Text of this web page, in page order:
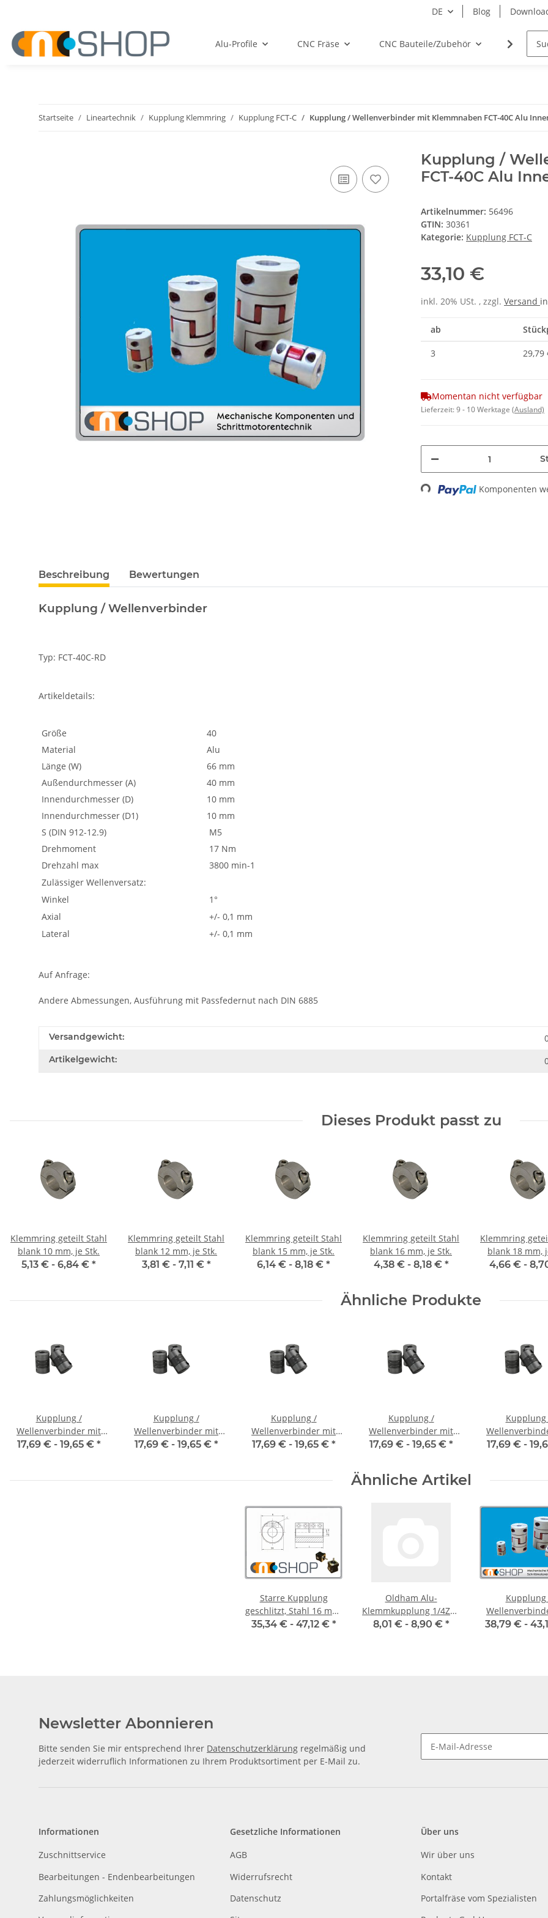
DE Blog
Alu-Profile CNC Fräse CNC Bauteile/Zubehör Elektro
Startseite Lineartechnik Kupplung Klemmring Kupplung FCT-C Kupplung / Wellenverbinder mit Klemmnaben FCT-40C Alu
Kupplung /
FCT-40C Alu
Artikelnummer: 56496
GTIN: 30361
Kategorie: Kupplung FCT-C
33,10 €
inkl. 20% USt. , zzgl. Versand
ab
3 29,79
Momentan nicht verfügbar
Lieferzeit:9 - 10 Werktage (Ausland)
Loading... Komponenten
Beschreibung Bewertungen
Kupplung / Wellenverbinder
Typ: FCT-40C-RD
Artikeldetails:
Größe
40
Material
Alu
Länge (W)
66 mm
Außendurchmesser (A)
40 mm
Innendurchmesser (D)
10 mm
Innendurchmesser (D1)
10 mm
S (DIN 912-12.9)
M5
Drehmoment
17 Nm
Drehzahl max
3800 min-1
Zulässiger Wellenversatz:
Winkel
1°
Axial
+/- 0,1 mm
Lateral
+/- 0,1 mm
Auf Anfrage:
Andere Abmessungen, Ausführung mit Passfedernut nach DIN 6885
Versandgewicht:
Artikelgewicht:
Dieses Produkt passt zu
Klemmring geteilt Stahl
blank 10 mm, je Stk.
5,13 € - 6,84 € *
Klemmring geteilt Stahl
blank 12 mm, je Stk.
3,81 € - 7,11 € *
Klemmring geteilt Stahl
blank 15 mm, je Stk.
6,14 € - 8,18 € *
Klemmring geteilt Stahl
blank 16 mm, je Stk.
4,38 € - 8,18 € *
Klemmring
blank 18 mm,
4,66 € -
Ähnliche Produkte
Kupplung /
Wellenverbinder mit
Klemmnaben WSV-K 16
17,69 € - 19,65 € *
Kupplung /
Wellenverbinder mit
Klemmnaben WSV-K 16
17,69 € - 19,65 € *
Kupplung /
Wellenverbinder mit
Klemmnaben WSV-K 16
17,69 € - 19,65 € *
Kupplung /
Wellenverbinder mit
Klemmnaben WSV-K 16
17,69 € - 19,65 € *
Kupplung
Klemmnaben
17,69 € -
Ähnliche Artikel
Starre Kupplung
geschlitzt, Stahl 16 mm,
je Stk.
35,34 € - 47,12 € *
Oldham Alu-
Klemmkupplung 1/4Zoll
19mm
8,01 € - 8,90 € *
Kupplung
Klemmnaben
38,79 € -
Newsletter Abonnieren
Bitte senden Sie mir entsprechend Ihrer Datenschutzerklärung regelmäßig und
jederzeit widerruflich Informationen zu Ihrem Produktsortiment per E-Mail zu.
Informationen
Zuschnittservice
Bearbeitungen - Endenbearbeitungen
Zahlungsmöglichkeiten
Gesetzliche Informationen
AGB
Widerrufsrecht
Datenschutz
Über uns
Wir über uns
Kontakt
Portalfräse vom Spezialisten